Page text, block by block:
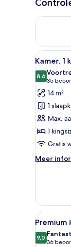
De
Alle
foto's
voor
Kamer,
kingsize
bed
laden
12
Kamer, 1
8,68,6 van 10
35
(35
14 m²
1
Max.
1
Gratis
Meer
Meer
kingsize
bed
Alle
foto's
voor
18
Premium
9,09,0 van 10
36
(36